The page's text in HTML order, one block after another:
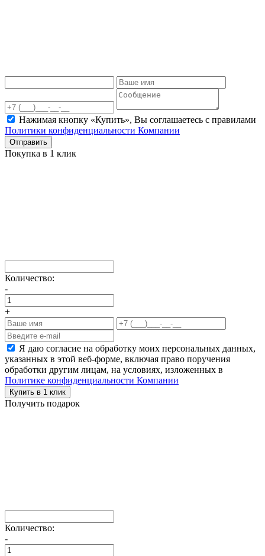
Нажимая кнопку «Купить», Вы соглашаетесь c правилами
Политики конфиденциальности Компании
Отправить
Покупка в 1 клик
Количество:
-
+
Я даю согласие на обработку моих персональных данных,
указанных в этой веб-форме, включая право поручения
обработки другим лицам, на условиях, изложенных в
Политике конфиденциальности Компании
Купить в 1 клик
Получить подарок
Количество:
-